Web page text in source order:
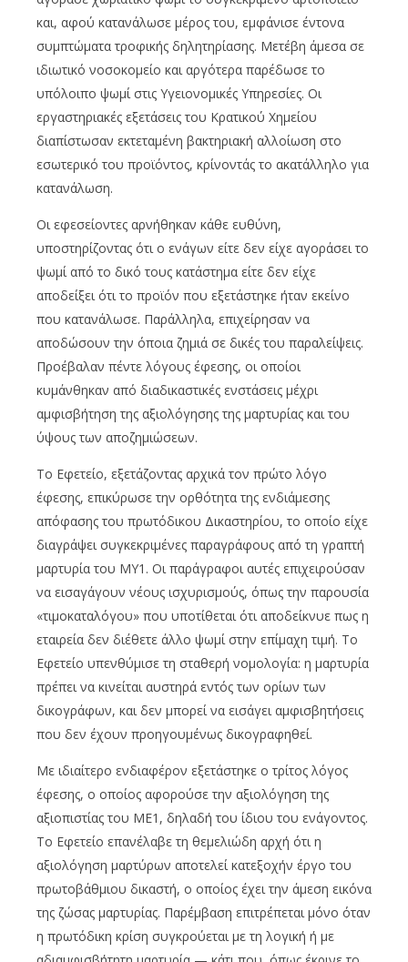
και, αφού κατανάλωσε μέρος του, εμφάνισε έντονα
συμπτώματα τροφικής δηλητηρίασης. Μετέβη άμεσα σε
ιδιωτικό νοσοκομείο και αργότερα παρέδωσε το
υπόλοιπο ψωμί στις Υγειονομικές Υπηρεσίες. Οι
εργαστηριακές εξετάσεις του Κρατικού Χημείου
διαπίστωσαν εκτεταμένη βακτηριακή αλλοίωση στο
εσωτερικό του προϊόντος, κρίνοντάς το ακατάλληλο για
κατανάλωση.
Οι εφεσείοντες αρνήθηκαν κάθε ευθύνη,
υποστηρίζοντας ότι ο ενάγων είτε δεν είχε αγοράσει το
ψωμί από το δικό τους κατάστημα είτε δεν είχε
αποδείξει ότι το προϊόν που εξετάστηκε ήταν εκείνο
που κατανάλωσε. Παράλληλα, επιχείρησαν να
αποδώσουν την όποια ζημιά σε δικές του παραλείψεις.
Προέβαλαν πέντε λόγους έφεσης, οι οποίοι
κυμάνθηκαν από διαδικαστικές ενστάσεις μέχρι
αμφισβήτηση της αξιολόγησης της μαρτυρίας και του
ύψους των αποζημιώσεων.
Το Εφετείο, εξετάζοντας αρχικά τον πρώτο λόγο
έφεσης, επικύρωσε την ορθότητα της ενδιάμεσης
απόφασης του πρωτόδικου Δικαστηρίου, το οποίο είχε
διαγράψει συγκεκριμένες παραγράφους από τη γραπτή
μαρτυρία του ΜΥ1. Οι παράγραφοι αυτές επιχειρούσαν
να εισαγάγουν νέους ισχυρισμούς, όπως την παρουσία
«τιμοκαταλόγου» που υποτίθεται ότι αποδείκνυε πως η
εταιρεία δεν διέθετε άλλο ψωμί στην επίμαχη τιμή. Το
Εφετείο υπενθύμισε τη σταθερή νομολογία: η μαρτυρία
πρέπει να κινείται αυστηρά εντός των ορίων των
δικογράφων, και δεν μπορεί να εισάγει αμφισβητήσεις
που δεν έχουν προηγουμένως δικογραφηθεί.
Με ιδιαίτερο ενδιαφέρον εξετάστηκε ο τρίτος λόγος
έφεσης, ο οποίος αφορούσε την αξιολόγηση της
αξιοπιστίας του ΜΕ1, δηλαδή του ίδιου του ενάγοντος.
Το Εφετείο επανέλαβε τη θεμελιώδη αρχή ότι η
αξιολόγηση μαρτύρων αποτελεί κατεξοχήν έργο του
πρωτοβάθμιου δικαστή, ο οποίος έχει την άμεση εικόνα
της ζώσας μαρτυρίας. Παρέμβαση επιτρέπεται μόνο όταν
η πρωτόδικη κρίση συγκρούεται με τη λογική ή με